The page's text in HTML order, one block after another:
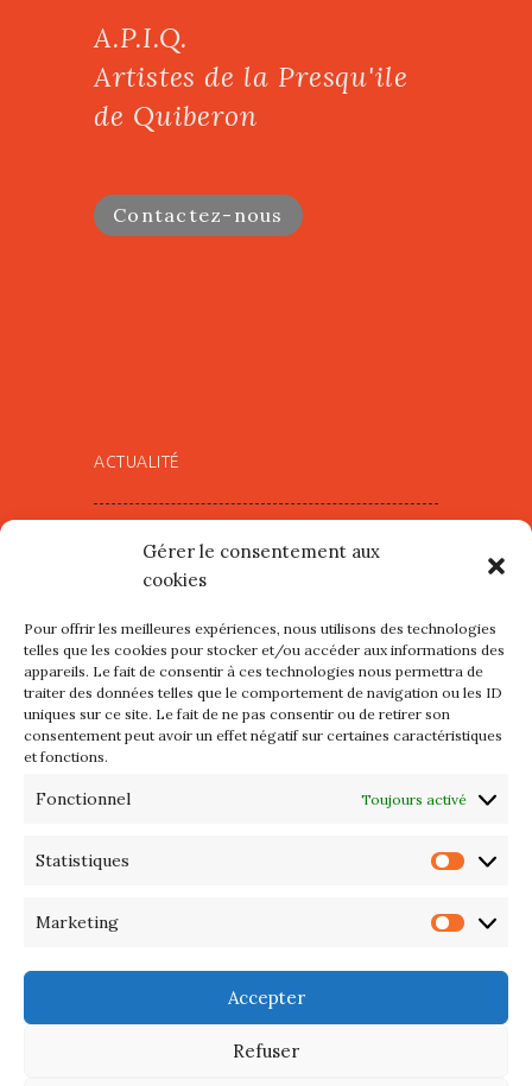
Gérer le consentement aux
cookies
Pour offrir les meilleures expériences, nous utilisons des technologies
telles que les cookies pour stocker et/ou accéder aux informations des
appareils. Le fait de consentir à ces technologies nous permettra de
traiter des données telles que le comportement de navigation ou les ID
uniques sur ce site. Le fait de ne pas consentir ou de retirer son
consentement peut avoir un effet négatif sur certaines caractéristiques
et fonctions.
Fonctionnel Toujours activé
Statistiques
Marketing
Accepter
Refuser
A.P.I.Q.
Artistes de la Presqu'ile
de Quiberon
Contactez-nous
ACTUALITÉ
mercredi 12 et jeudi 13 août
2026
Les petits formats du Port
d’Orange : Mercredi 22 juillet de
10h à 20h
2026 – Maison du Phare de
d’artistes – 13 et 14 Septembre